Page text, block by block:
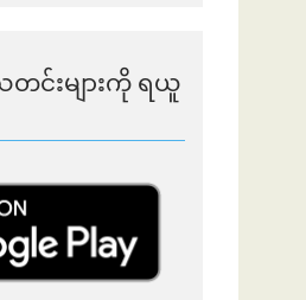
တင်းများကို ရယူ